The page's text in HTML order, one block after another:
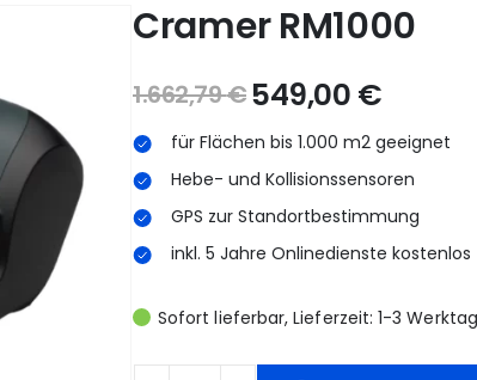
Cramer RM1000
1.662,79€549,00 €
für Flächen bis 1.000 m2 geeignet
Hebe- und Kollisionssensoren
GPS zur Standortbestimmung
inkl. 5 Jahre Onlinedienste kostenlos
Sofort lieferbar, Lieferzeit: 1-3